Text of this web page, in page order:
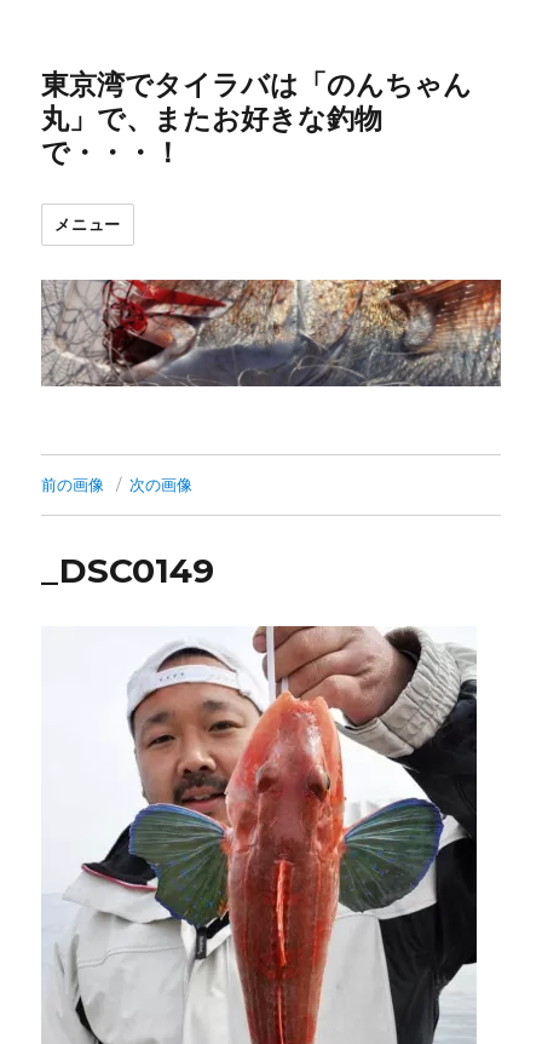
東京湾でタイラバは「のんちゃん
丸」で、またお好きな釣物
で・・・！
メニュー
前の画像 次の画像
_DSC0149